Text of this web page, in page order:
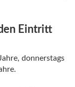
Eintritt
donnerstags